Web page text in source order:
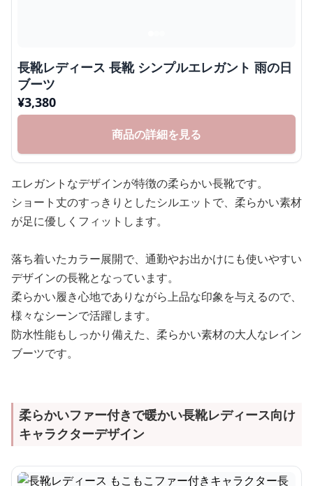
長靴レディース 長靴 シンプルエレガント 雨の日
ブーツ
¥3,380
商品の詳細を見る
エレガントなデザインが特徴の柔らかい長靴です。
ショート丈のすっきりとしたシルエットで、柔らかい素材
が足に優しくフィットします。
落ち着いたカラー展開で、通勤やお出かけにも使いやすい
デザインの長靴となっています。
柔らかい履き心地でありながら上品な印象を与えるので、
様々なシーンで活躍します。
防水性能もしっかり備えた、柔らかい素材の大人なレイン
ブーツです。
柔らかいファー付きで暖かい長靴レディース向け
キャラクターデザイン